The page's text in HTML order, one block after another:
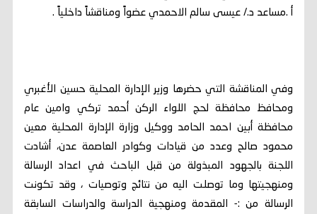
أ .مساعد د./ عيسى سالم الاحمدي عضواً ومناقشاً داخلياً .
وفي المناقشة التي حضرها وزير الإدارة المحلية حسين الأغبري
ومحافظ محافظة لحج اللواء الركن أحمد تركي وامين عام
محافظة أبين احمد الحامد ووكيل وزارة الإدارة المحلية معين
محمود صالح وعدد من قيادات وكوادر العاصمة عدن، أشادت
اللجنة بالجهود المبذولة من قبل الباحث في اعداد الرسالة
ومنهجيتها وما توصلت اليه من نتائج وتوصيات ، وقد تكونت
الرسالة من :- المقدمة ومنهجية الدراسة والدراسات السابقة